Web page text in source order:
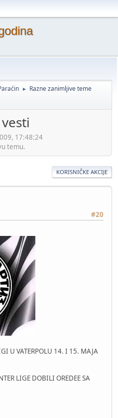
► Razne zanimljive teme
17:48:24
temu.
KORISNIČKE AKCIJE
#20
U VATERPOLU 14. I 15. MAJA
LIGE DOBILI OREDEE SA